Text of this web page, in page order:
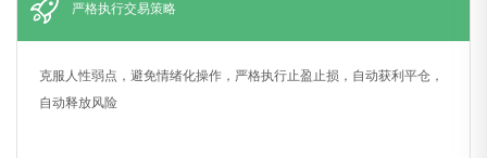
严格执行交易策略
克服人性弱点，避免情绪化操作，严格执行止盈止损，自动获利平仓，
自动释放风险